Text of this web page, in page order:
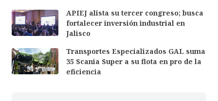
APIEJ alista su tercer congreso; busca
fortalecer inversión industrial en
Jalisco
Transportes Especializados GAL suma
35 Scania Super a su flota en pro de la
eficiencia